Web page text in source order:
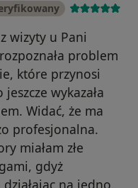
wizyty u Pani
problem
które przynosi
wykazała
Widać, że ma
profesjonalna.
miałam złe
gdyż